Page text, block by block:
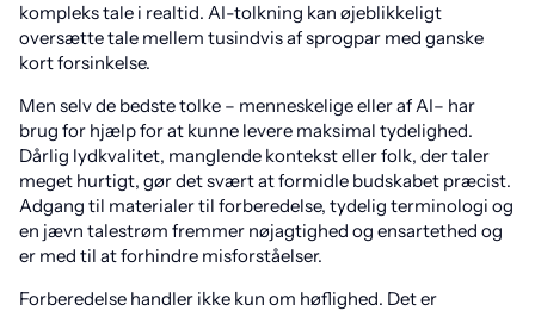
kompleks tale i realtid. AI-tolkning kan øjeblikkeligt
oversætte tale mellem tusindvis af sprogpar med ganske
kort forsinkelse.
Men selv de bedste tolke – menneskelige eller af AI– har
brug for hjælp for at kunne levere maksimal tydelighed.
Dårlig lydkvalitet, manglende kontekst eller folk, der taler
meget hurtigt, gør det svært at formidle budskabet præcist.
Adgang til materialer til forberedelse, tydelig terminologi og
en jævn talestrøm fremmer nøjagtighed og ensartethed og
er med til at forhindre misforståelser.
Forberedelse handler ikke kun om høflighed. Det er